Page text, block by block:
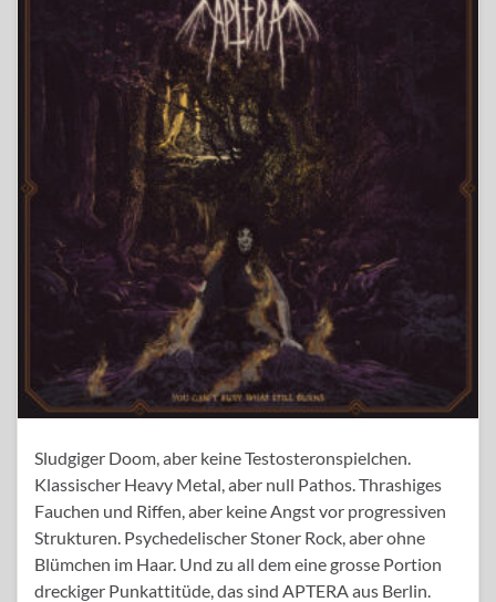
Sludgiger Doom, aber keine Testosteronspielchen.
Klassischer Heavy Metal, aber null Pathos. Thrashiges
Fauchen und Riffen, aber keine Angst vor progressiven
Strukturen. Psychedelischer Stoner Rock, aber ohne
Blümchen im Haar. Und zu all dem eine grosse Portion
dreckiger Punkattitüde, das sind APTERA aus Berlin.